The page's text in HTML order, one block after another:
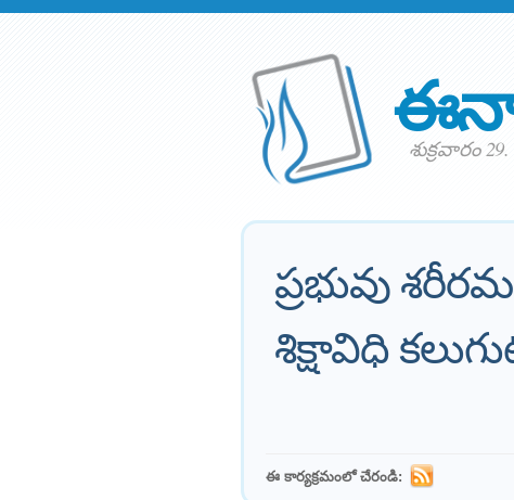
శుక్రవారం
ప్రభువు
శిక్షావిధి
ఈ కార్యక్రమంలో చేరండి: